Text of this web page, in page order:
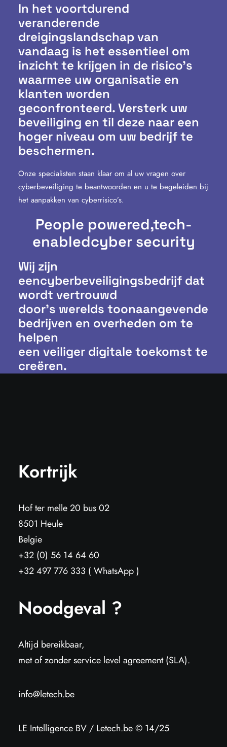
In het voortdurend
veranderende
dreigingslandschap van
vandaag is het essentieel om
inzicht te krijgen in de risico’s
waarmee uw organisatie en
klanten worden
geconfronteerd. Versterk uw
beveiliging en til deze naar een
hoger niveau om uw bedrijf te
beschermen.
Onze specialisten staan klaar om al uw vragen over
cyberbeveiliging te beantwoorden en u te begeleiden bij
het aanpakken van cyberrisico’s.
People powered,tech-
enabledcyber security
Wij zijn
eencyberbeveiligingsbedrijf dat
wordt vertrouwd
door’s werelds toonaangevende
bedrijven en overheden om te
helpen
een veiliger digitale toekomst te
creëren.
Kortrijk
Hof ter melle 20 bus 02
8501 Heule
Belgie
+32 (0) 56 14 64 60
+32 497 776 333 ( WhatsApp )
Noodgeval ?
Altijd bereikbaar,
met of zonder service level agreement (SLA).
info@letech.be
LE Intelligence BV / Letech.be © 14/25